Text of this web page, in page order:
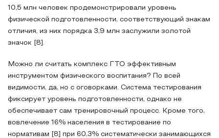
10,5 млн человек продемонстрировали уровень
физической подготовленности, соответствующий знакам
отличия, из них порядка 3,9 млн заслужили золотой
значок [8].
Можно ли считать комплекс ГТО эффективным
инструментом физического воспитания? По всей
видимости, да, но с оговорками. Система тестирования
фиксирует уровень подготовленности, однако не
обеспечивает сам тренировочный процесс. Кроме того,
вовлечение 16% населения в тестирование по
нормативам [8] при 60,3% систематически занимающихся